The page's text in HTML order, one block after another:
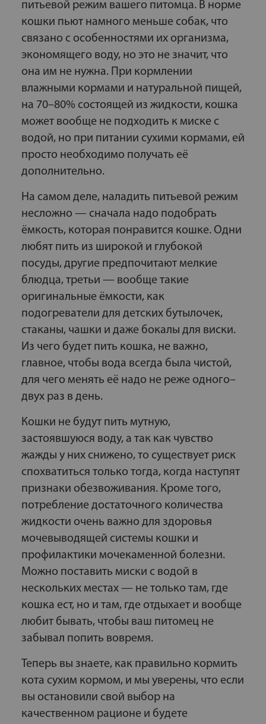
питьевой режим вашего питомца. В норме
кошки пьют намного меньше собак, что
связано с особенностями их организма,
экономящего воду, но это не значит, что
она им не нужна. При кормлении
влажными кормами и натуральной пищей,
на 70–80% состоящей из жидкости, кошка
может вообще не подходить к миске с
водой, но при питании сухими кормами, ей
просто необходимо получать её
дополнительно.
На самом деле, наладить питьевой режим
несложно — сначала надо подобрать
ёмкость, которая понравится кошке. Одни
любят пить из широкой и глубокой
посуды, другие предпочитают мелкие
блюдца, третьи — вообще такие
оригинальные ёмкости, как
подогреватели для детских бутылочек,
стаканы, чашки и даже бокалы для виски.
Из чего будет пить кошка, не важно,
главное, чтобы вода всегда была чистой,
для чего менять её надо не реже одного–
двух раз в день.
Кошки не будут пить мутную,
застоявшуюся воду, а так как чувство
жажды у них снижено, то существует риск
спохватиться только тогда, когда наступят
признаки обезвоживания. Кроме того,
потребление достаточного количества
жидкости очень важно для здоровья
мочевыводящей системы кошки и
профилактики мочекаменной болезни.
Можно поставить миски с водой в
нескольких местах — не только там, где
кошка ест, но и там, где отдыхает и вообще
любит бывать, чтобы ваш питомец не
забывал попить вовремя.
Теперь вы знаете, как правильно кормить
кота сухим кормом, и мы уверены, что если
вы остановили свой выбор на
качественном рационе и будете